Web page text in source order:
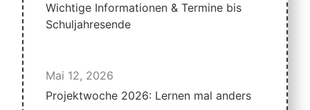
Wichtige Informationen & Termine bis
Schuljahresende
Mai 12, 2026
Projektwoche 2026: Lernen mal anders